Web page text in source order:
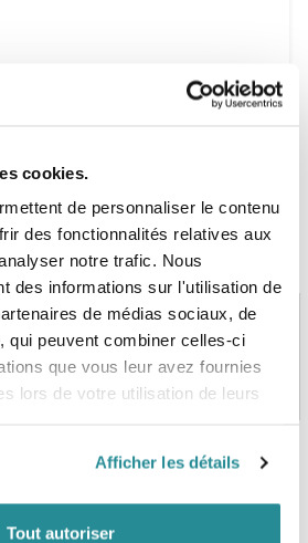
cookies.
de personnaliser le contenu
des fonctionnalités relatives aux
notre trafic. Nous
des informations sur l'utilisation de
de médias sociaux, de
qui peuvent combiner celles-ci
que vous leur avez fournies
lors de votre utilisation de leurs
Afficher les détails
Tout autoriser
STOCK EN TEMPS RÉEL
Plus de 5000 produits en stock